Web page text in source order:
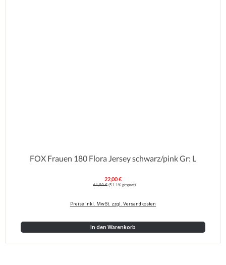
FOX Frauen 180 Flora Jersey schwarz/pink Gr: L
Verkaufspreis:
22,00 €
Regulärer Preis:
44,99 € (51.1% gespart)
Preise inkl. MwSt. zzgl. Versandkosten
In den Warenkorb